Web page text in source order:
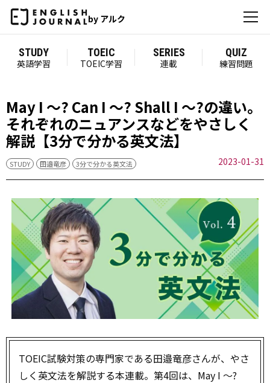
by アルク
STUDY
英語学習
TOEIC
TOEIC学習
SERIES
連載
QUIZ
練習問題
May I ～? Can I ～? Shall I ～?の違い。
それぞれのニュアンスなどをやさしく
解説【3分で分かる英文法】
STUDY 田邉竜彦 3分で分かる英文法 2023-01-31
TOEIC試験対策の専門家である田邉竜彦さんが、やさ
しく英文法を解説する本連載。第4回は、May I ～?